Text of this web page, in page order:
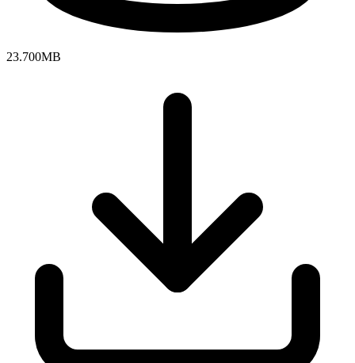
23.700MB